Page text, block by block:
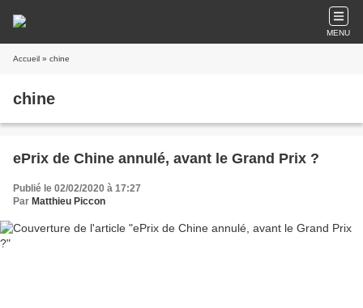
MENU
Accueil » chine
chine
ePrix de Chine annulé, avant le Grand Prix ?
Publié le 02/02/2020 à 17:27
Par Matthieu Piccon